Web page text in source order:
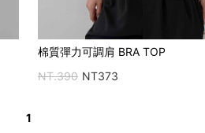
棉質彈力可調肩 BRA TOP
NT.390 NT373
1